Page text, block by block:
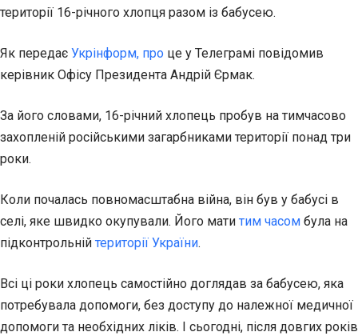
території 16-річного хлопця разом із бабусею.
Як передає Укрінформ, про це у Телеграмі повідомив
керівник Офісу Президента Андрій Єрмак.
За його словами, 16-річний хлопець пробув на тимчасово
захопленій російськими загарбниками території понад три
роки.
Коли почалась повномасштабна війна, він був у бабусі в
селі, яке швидко окупували. Його мати тим часом була на
підконтрольній території України.
Всі ці роки хлопець самостійно доглядав за бабусею, яка
потребувала допомоги, без доступу до належної медичної
допомоги та необхідних ліків. І сьогодні, після довгих років